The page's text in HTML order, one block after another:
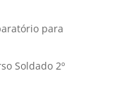
para
Soldado 2º